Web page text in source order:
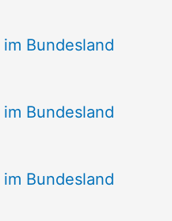
Bundesland
Bundesland
Bundesland